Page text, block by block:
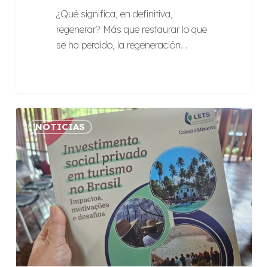
¿Qué significa, en definitiva,
regenerar? Más que restaurar lo que
se ha perdido, la regeneración…
Inversión
Social
Privada
en
Turismo
en
Brasil:
Impactos,
Motivaciones
y
NOTICIAS